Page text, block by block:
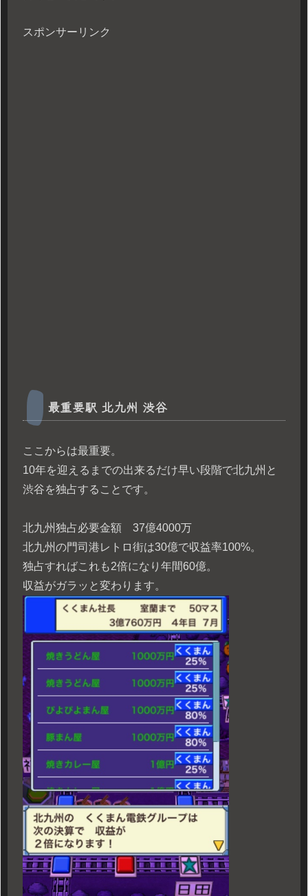
スポンサーリンク
最重要駅 北九州 渋谷
ここからは最重要。
10年を迎えるまでの出来るだけ早い段階で北九州と
渋谷を独占することです。
北九州独占必要金額 37億4000万
北九州の門司港レトロ街は30億で収益率100%。
独占すればこれも2倍になり年間60億。
収益がガラッと変わります。